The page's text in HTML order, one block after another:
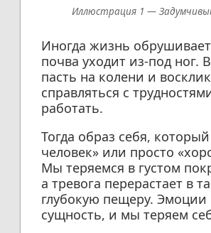
Иногда жизнь
почва уходит из-под
пасть на колени и
справляться с
работать.
Тогда образ себя,
человек» или просто
Мы теряемся в густом
а тревога перерастает в
глубокую пещеру.
сущность, и мы теряем